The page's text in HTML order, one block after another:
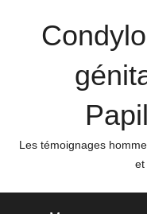
Les témoignages
et